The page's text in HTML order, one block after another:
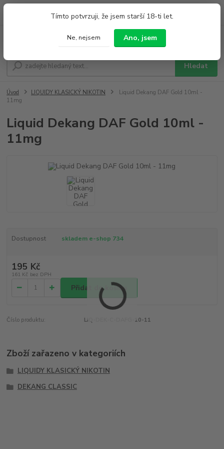
Tímto potvrzuji, že jsem starší 18-ti let.
Ne, nejsem Ano, jsem
Hledat
Po - Pá 9:00 - 19:00 So 9:00 - 14:00
Úvod LIQUIDY KLASICKÝ NIKOTIN
Liquid Dekang DAF Gold 10ml -
11mg
Liquid Dekang DAF Gold 10ml -
11mg
Dostupnost skladem e-shop 734
195 Kč
161 Kč bez DPH
Přidat do košíku
Číslo produktu: LIQ-DEK-C-DAFG-10-11
Zboží zařazeno v kategoriích
LIQUIDY KLASICKÝ NIKOTIN
DEKANG CLASSIC